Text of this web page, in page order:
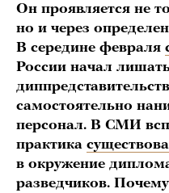
Он проявляется не
но и через
В середине февраля
России начал
самостоятельно
персонал. В СМИ
практика
в окружение
разведчиков.